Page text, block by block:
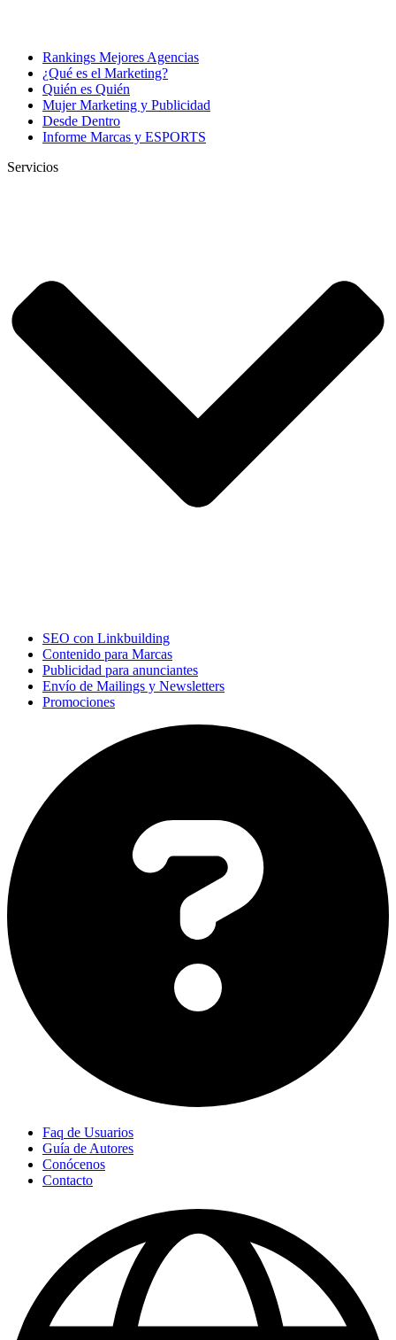
Rankings Mejores Agencias
¿Qué es el Marketing?
Quién es Quién
Mujer Marketing y Publicidad
Desde Dentro
Informe Marcas y ESPORTS
Servicios
SEO con Linkbuilding
Contenido para Marcas
Publicidad para anunciantes
Envío de Mailings y Newsletters
Promociones
Faq de Usuarios
Guía de Autores
Conócenos
Contacto